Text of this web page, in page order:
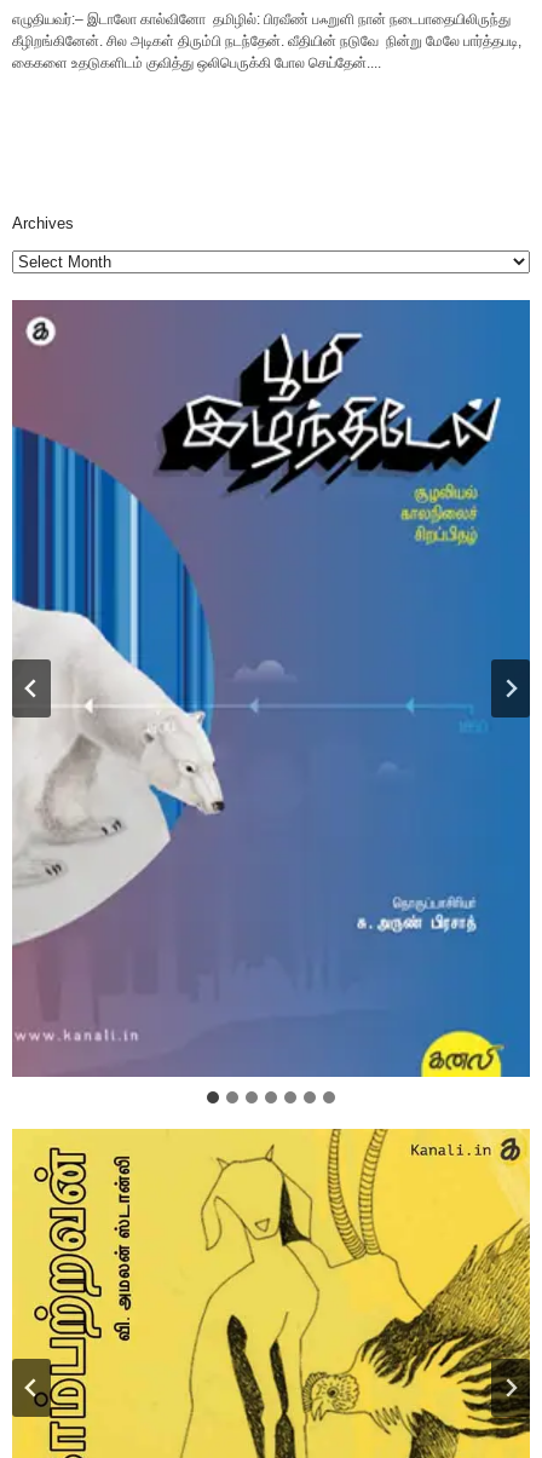
எழுதியவர்:– இடாலோ கால்வினோ தமிழில்: பிரவீண் பஃறுளி நான் நடைபாதையிலிருந்து
கீழிறங்கினேன். சில அடிகள் திரும்பி நடந்தேன். வீதியின் நடுவே நின்று மேலே பார்த்தபடி,
கைகளை உதடுகளிடம் குவித்து ஒலிபெருக்கி போல செய்தேன்....
Archives